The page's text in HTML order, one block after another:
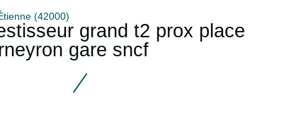
(42000)
grand t2 prox place
gare sncf